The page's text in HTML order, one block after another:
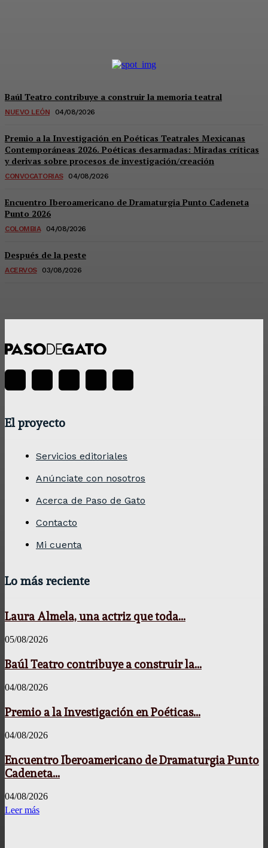
Baúl Teatro contribuye a construir la memoria teatral
NUEVO LEÓN 04/08/2026
Premio a la Investigación en Poéticas Teatrales Mexicanas
Contemporáneas 2026. Poéticas desarmadas: Miradas críticas
y derivas sobre procesos de investigación/creación
CONVOCATORIAS 04/08/2026
Encuentro Iberoamericano de Dramaturgia Punto Cadeneta
Punto 2026
COLOMBIA 04/08/2026
Después de la peste
ACERVOS 03/08/2026
El proyecto
Servicios editoriales
Anúnciate con nosotros
Acerca de Paso de Gato
Contacto
Mi cuenta
Lo más reciente
Laura Almela, una actriz que toda...
05/08/2026
Baúl Teatro contribuye a construir la...
04/08/2026
Premio a la Investigación en Poéticas...
04/08/2026
Encuentro Iberoamericano de Dramaturgia Punto
Cadeneta...
04/08/2026
Leer más